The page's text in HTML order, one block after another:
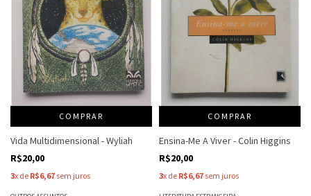
COMPRAR
Vida Multidimensional - Wyliah
R$20,00
3x de R$6,67 sem juros
COMPRAR
Ensina-Me A Viver - Colin Higgins
R$20,00
3x de R$6,67 sem juros